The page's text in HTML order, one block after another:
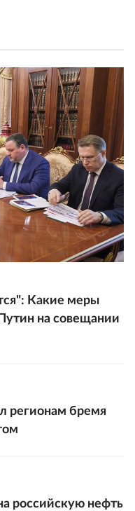
Какие меры
на совещании
регионам бремя
российскую нефть